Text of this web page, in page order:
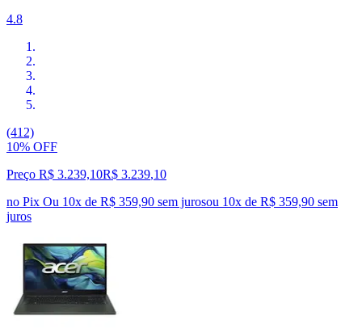
4.8
(412)
10% OFF
Preço R$ 3.239,10R$ 3.239,10
no Pix Ou 10x de R$ 359,90 sem jurosou 10x de R$ 359,90 sem
juros